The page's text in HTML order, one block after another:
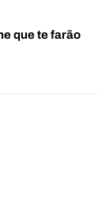
que te farão